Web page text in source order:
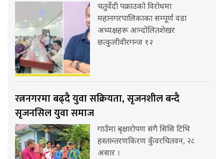
चतुर्वेदी पक्राउको विरोधमा
महानगरपालिकाका सम्पूर्ण वडा
अध्यक्षहरू आन्दोलितशेखर
छत्कुलीवीरगन्ज १२
रत्ननगरमा बढ्दै युवा सक्रियता, सृजनशील बन्दै
सृजनसिल युवा समाज
गाउँमा बृक्षारोपण संगै सिसि टिभि
हस्तान्तरणकिरण कुँवरचितवन, २८
असार ।